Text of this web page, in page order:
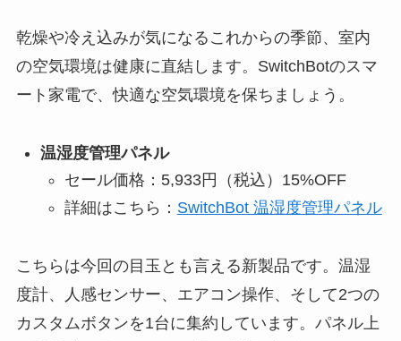
乾燥や冷え込みが気になるこれからの季節、室内
の空気環境は健康に直結します。SwitchBotのスマ
ート家電で、快適な空気環境を保ちましょう。
温湿度管理パネル
セール価格：5,933円（税込）15%OFF
詳細はこちら： SwitchBot 温湿度管理パネル
こちらは今回の目玉とも言える新製品です。温湿
度計、人感センサー、エアコン操作、そして2つの
カスタムボタンを1台に集約しています。パネル上